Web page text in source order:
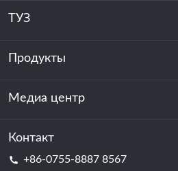
ТУЗ
О нас
устойчивость
Продукты
Хранение энергии
Центр обработки данных и
Медиа центр
Новости
Контакт
+86-0755-8887 8567